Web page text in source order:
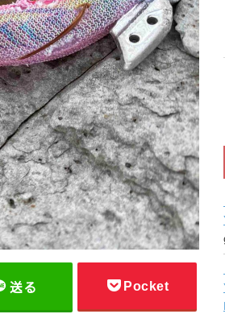
送る Pocket